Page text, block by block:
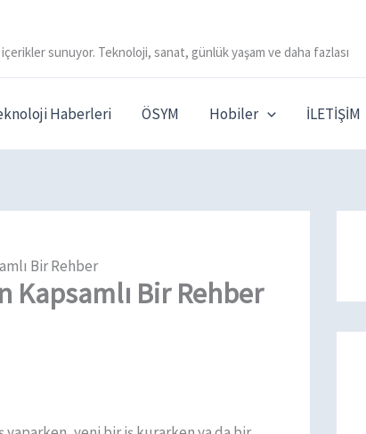
sunuyor. Teknoloji, sanat, günlük yaşam ve daha fazlası
Haberleri ÖSYM Hobiler İLETİŞİM
Bir Rehber
Bir Rehber